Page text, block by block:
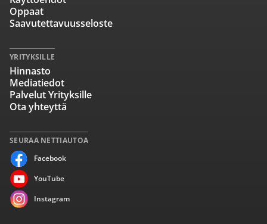
SEURAA NETTIAUTOA
Facebook
YouTube
Instagram
Oppaat
Saavutettavuusseloste
YRITYKSILLE
Hinnasto
Mediatiedot
Palvelut Yrityksille
Ota yhteyttä